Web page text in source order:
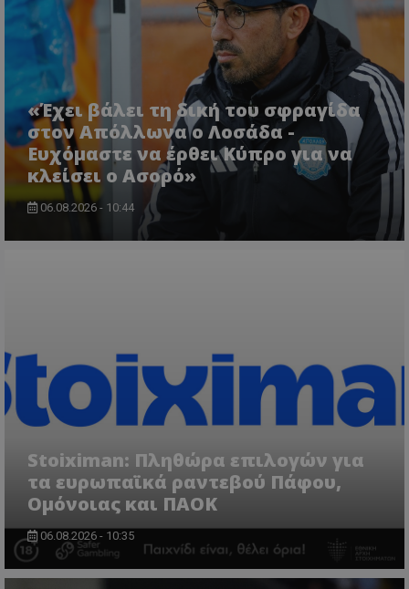
«Έχει βάλει τη δική του σφραγίδα
στον Απόλλωνα ο Λοσάδα -
Ευχόμαστε να έρθει Κύπρο για να
κλείσει ο Ασορό»
06.08.2026 - 10:44
Stoiximan: Πληθώρα επιλογών για
τα ευρωπαϊκά ραντεβού Πάφου,
Ομόνοιας και ΠΑΟΚ
06.08.2026 - 10:35